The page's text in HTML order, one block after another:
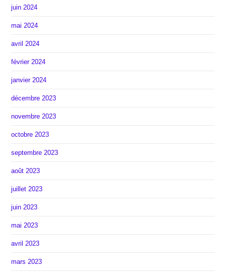
juin 2024
mai 2024
avril 2024
février 2024
janvier 2024
décembre 2023
novembre 2023
octobre 2023
septembre 2023
août 2023
juillet 2023
juin 2023
mai 2023
avril 2023
mars 2023